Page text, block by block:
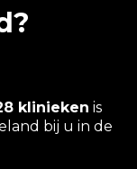
klinieken is
bij u in de